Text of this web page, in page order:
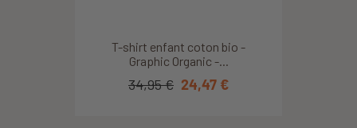
T-shirt enfant coton bio -
Graphic Organic -...
34,95 € 24,47 €